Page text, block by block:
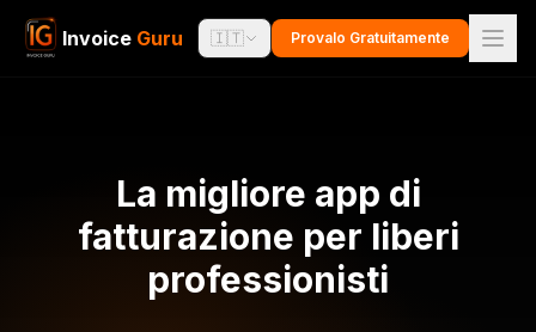
Invoice Guru 🇮🇹 Provalo Gratuitamente
La migliore app di
fatturazione per liberi
professionisti